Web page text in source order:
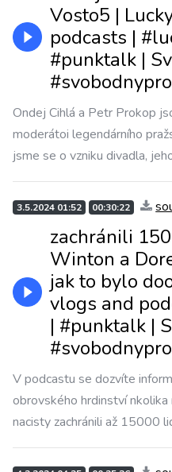
Vosto5 |
podcasts |
#punktalk |
Ondej Cihlá a Petr Prokop
moderátoi legendárního
jsme se o vzniku divadla,
3.5.2024 01:52 00:30:22
zachránili
Winton a
jak to bylo
vlogs and
| #punktalk |
V podcastu se dozvíte
obrovského hrdinství
nacisty zachránili až 15000